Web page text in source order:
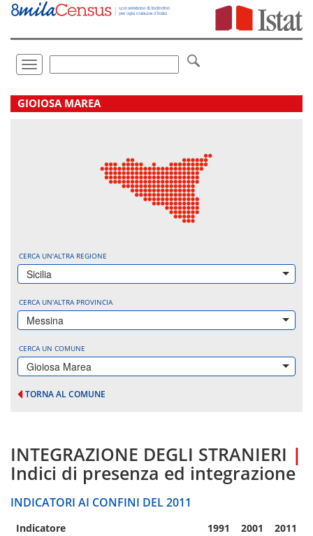
Vai
direttamente
Toggle
navigation
.
GIOIOSA MAREA
CERCA UN'ALTRA REGIONE
Sicilia
CERCA UN'ALTRA PROVINCIA
Messina
CERCA UN COMUNE
Gioiosa Marea
TORNA AL COMUNE
INTEGRAZIONE DEGLI STRANIERI |
Indici di presenza ed integrazione
INDICATORI AI CONFINI DEL 2011
Indicatore 1991 2001 2011